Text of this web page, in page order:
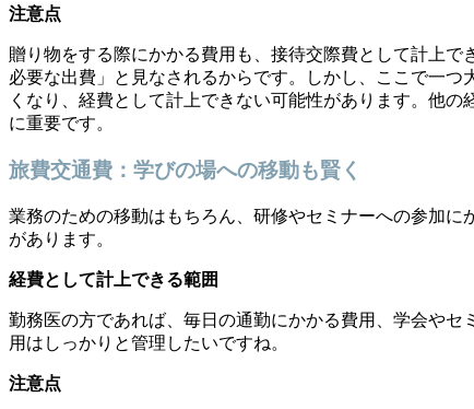
注意点
贈り物をする際にかかる費用も、接待交際費として計上
必要な出費」と見なされるからです。しかし、ここで一
くなり、経費として計上できない可能性があります。他の
に重要です。
旅費交通費：学びの場への移動も賢く
業務のための移動はもちろん、研修やセミナーへの参加に
があります。
経費として計上できる範囲
勤務医の方であれば、毎日の通勤にかかる費用、学会や
用はしっかりと管理したいですね。
注意点